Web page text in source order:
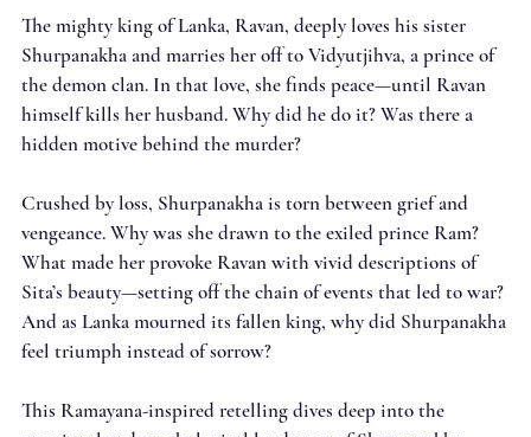
The mighty king of Lanka, Ravan, deeply loves his sister
Shurpanakha and marries her off to Vidyutjihva, a prince of
the demon clan. In that love, she finds peace—until Ravan
himself kills her husband. Why did he do it? Was there a
hidden motive behind the murder?
Crushed by loss, Shurpanakha is torn between grief and
vengeance. Why was she drawn to the exiled prince Ram?
What made her provoke Ravan with vivid descriptions of
Sita’s beauty—setting off the chain of events that led to war?
And as Lanka mourned its fallen king, why did Shurpanakha
feel triumph instead of sorrow?
This Ramayana-inspired retelling dives deep into the